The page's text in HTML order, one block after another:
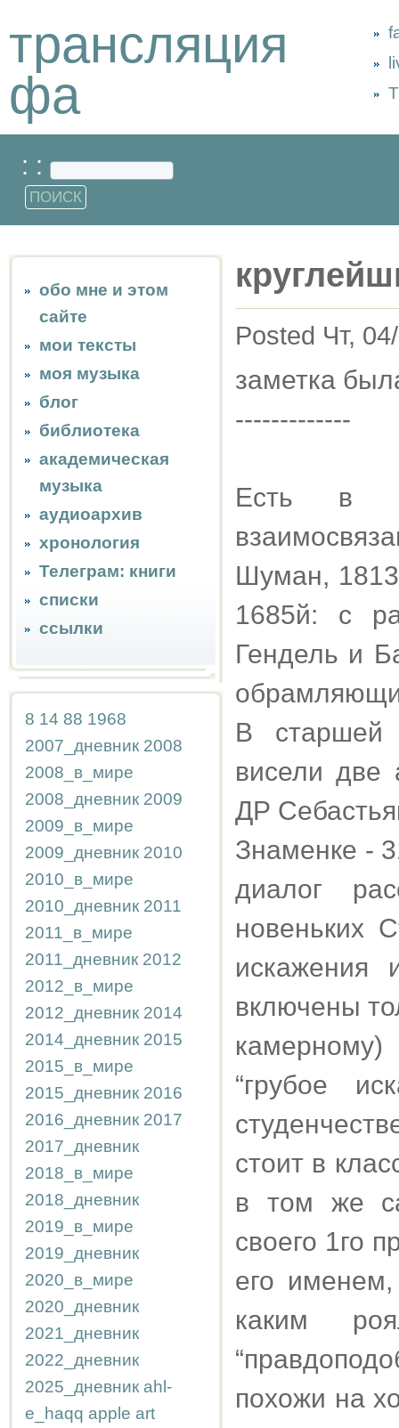
трансляция
фа
: :
обо мне и этом
сайте
мои тексты
моя музыка
блог
библиотека
академическая
музыка
аудиоархив
хронология
Телеграм: книги
списки
ссылки
8 14 88 1968
2007_дневник 2008
2008_в_мире
2008_дневник 2009
2009_в_мире
2009_дневник 2010
2010_в_мире
2010_дневник 2011
2011_в_мире
2011_дневник 2012
2012_в_мире
2012_дневник 2014
2014_дневник 2015
2015_в_мире
2015_дневник 2016
2016_дневник 2017
2017_дневник
2018_в_мире
2018_дневник
2019_в_мире
2019_дневник
2020_в_мире
2020_дневник
2021_дневник
2022_дневник
2025_дневник ahl-
e_haqq apple art
Posted Чт,
заметка
-------------
Есть в
Шуман,
1685й: с
Гендель и
В старшей
висели две
ДР
Знаменке -
диалог
новеньких
искажения
включены
“грубое
стоит в
в том же
своего 1го
его
каким
похожи на